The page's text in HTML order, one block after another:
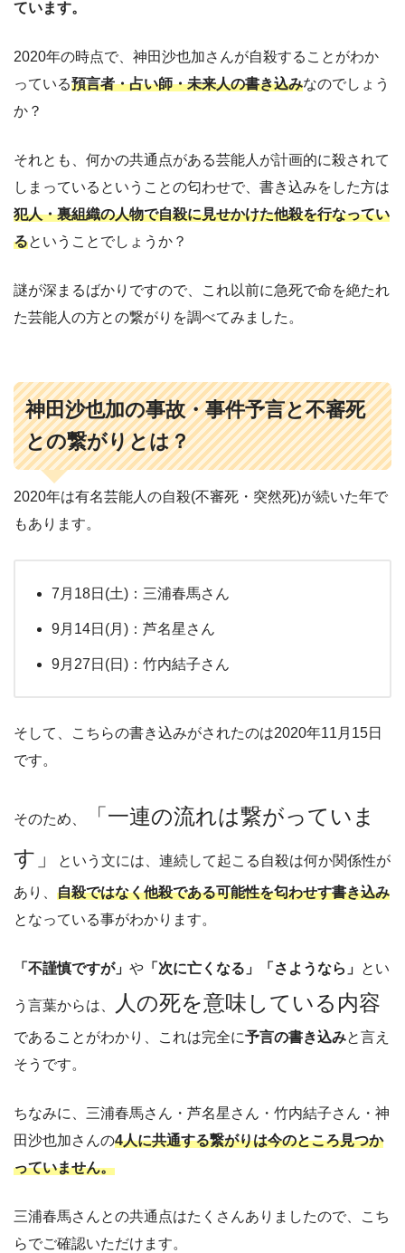
ています。
2020年の時点で、神田沙也加さんが自殺することがわか
っている預言者・占い師・未来人の書き込みなのでしょう
か？
それとも、何かの共通点がある芸能人が計画的に殺されて
しまっているということの匂わせで、書き込みをした方は
犯人・裏組織の人物で自殺に見せかけた他殺を行なってい
るということでしょうか？
謎が深まるばかりですので、これ以前に急死で命を絶たれ
た芸能人の方との繋がりを調べてみました。
神田沙也加の事故・事件予言と不審死
との繋がりとは？
2020年は有名芸能人の自殺(不審死・突然死)が続いた年で
もあります。
7月18日(土)：三浦春馬さん
9月14日(月)：芦名星さん
9月27日(日)：竹内結子さん
そして、こちらの書き込みがされたのは2020年11月15日
です。
そのため、
「一連の流れは繋がっていま
す」
という文には、連続して起こる自殺は何か関係性が
あり、 自殺ではなく他殺である可能性を匂わせす書き込み
となっている事がわかります。
「不謹慎ですが」 や 「次に亡くなる」「さようなら」 とい
う言葉からは、 人の死を意味している内容
であることがわかり、これは完全に予言の書き込みと言え
そうです。
ちなみに、三浦春馬さん・芦名星さん・竹内結子さん・神
田沙也加さんの4人に共通する繋がりは今のところ見つか
っていません。
三浦春馬さんとの共通点はたくさんありましたので、こち
らでご確認いただけます。